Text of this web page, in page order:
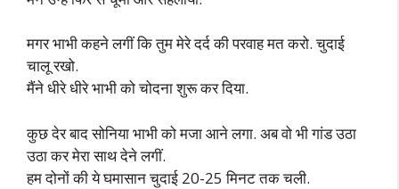
मगर भाभी कहने लगीं कि तुम मेरे दर्द की परवाह मत करो. चुदाई
चालू रखो.
मैंने धीरे धीरे भाभी को चोदना शुरू कर दिया.
कुछ देर बाद सोनिया भाभी को मजा आने लगा. अब वो भी गांड उठा
उठा कर मेरा साथ देने लगीं.
हम दोनों की ये घमासान चुदाई 20-25 मिनट तक चली.